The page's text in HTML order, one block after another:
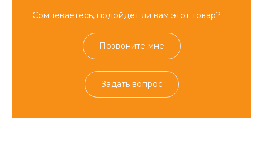
Сомневаетесь, подойдет ли вам этот товар?
Позвоните мне
Задать вопрос